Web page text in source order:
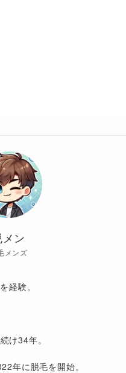
メン
メンズ
経験。
け34年。
年に脱毛を開始。